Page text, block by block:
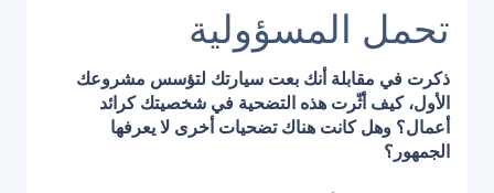
القوة
قصتنا
تحمل المسؤولية
ذكرت في مقابلة أنك بعت سيارتك لتؤسس مشروعك
الأول، كيف أثّرت هذه التضحية في شخصيتك كرائد
أعمال؟ وهل كانت هناك تضحيات أخرى لا يعرفها
الجمهور؟